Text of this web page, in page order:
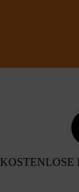
KOSTENLOSE